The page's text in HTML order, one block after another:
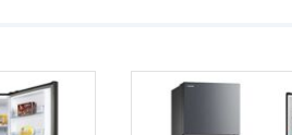
nhiều công nghệ.